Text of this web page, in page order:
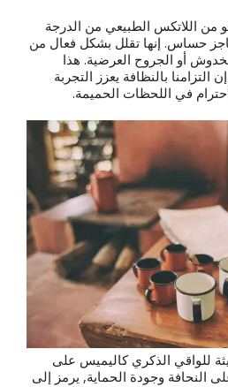
من اللاتكس الطبيعي من الدرجة
حساس. إنها تقلل بشكل فعال من
أو الجروح العرضية. هذا
التزامنا بالنظافة يعزز التجربة
في اللحظات الحميمة.
للواقي الذكري كاليميس على
النحافة وجودة الحماية, يرمز إلى